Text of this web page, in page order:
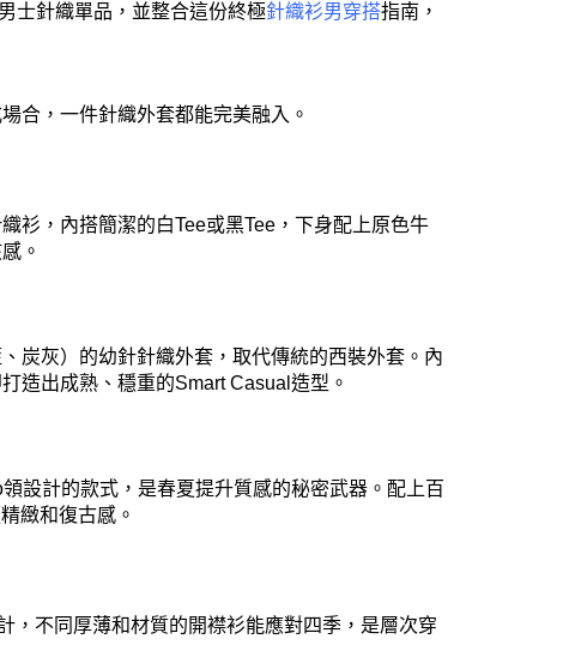
士針織單品，並整合這份終極針織衫男穿搭指南，
合，一件針織外套都能完美融入。
衫，內搭簡潔的白Tee或黑Tee，下身配上原色牛
。
炭灰）的幼針針織外套，取代傳統的西裝外套。內
造出成熟、穩重的Smart Casual 造型。
領設計的款式，是春夏提升質感的秘密武器。配上百
緻和復古感。
，不同厚薄和材質的開襟衫能應對四季，是層次穿